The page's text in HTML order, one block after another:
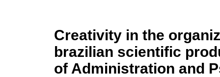
Creativity in the
brazilian scientific
of Administration and